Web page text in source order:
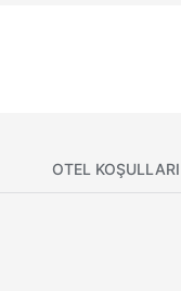
OTEL KOŞULLARI